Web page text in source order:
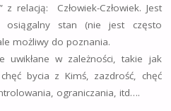
relacją: Człowiek-Człowiek. Jest
stan (nie jest często
możliwy do poznania.
uwikłane w zależności, takie jak
bycia z Kimś, zazdrość, chęć
ograniczania, itd….